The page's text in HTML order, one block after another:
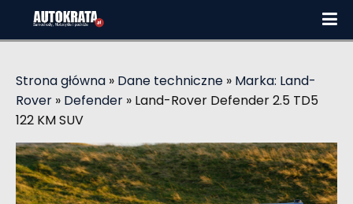
Strona główna » Dane techniczne » Marka: Land-
Rover » Defender » Land-Rover Defender 2.5 TD5
122 KM SUV